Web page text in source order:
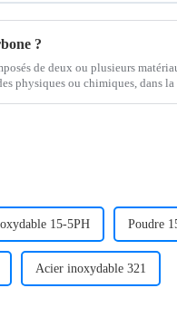
?
de deux ou plusieurs
physiques ou chimiques, dans la
15-5PH Poudre
Acier inoxydable 321